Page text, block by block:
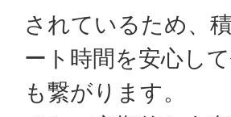
されているため、
ート時間を安心し
も繋がります。